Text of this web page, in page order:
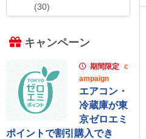
(30)
キャンペーン
期間限定 c
ampaign
エアコン・
冷蔵庫が東
京ゼロエミ
ポイントで割引購入でき